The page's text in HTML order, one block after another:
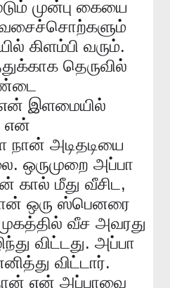
முன்பு கையை
கிளம்பி வரும்.
தெருவில்
இளமையில்
என்
நான் அடிதடியை
. ஒருமுறை அப்பா
கால் மீது வீசிட ,
ஒரு ஸ்பெனரை
வீச அவரது
விட்டது. அப்பா
விட்டார்.
என் அப்பாவை